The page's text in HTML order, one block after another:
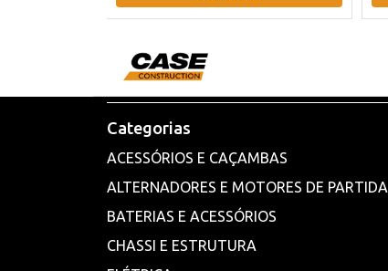
Categorias
ACESSÓRIOS E CAÇAMBAS
ALTERNADORES E MOTORES DE PARTIDA
BATERIAS E ACESSÓRIOS
CHASSI E ESTRUTURA